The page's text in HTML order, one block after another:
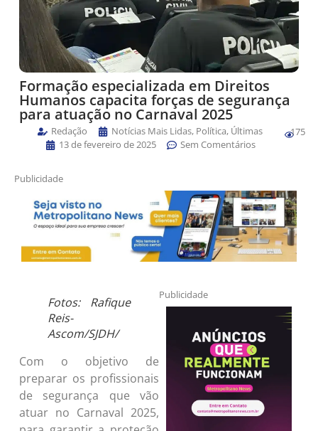
Formação especializada em Direitos
Humanos capacita forças de segurança
para atuação no Carnaval 2025
Redação Notícias Mais Lidas, Política, Últimas
13 de fevereiro de 2025
Sem Comentários
175
Publicidade
Fotos: Rafique
Reis-
Ascom/SJDH/
Com o objetivo de
preparar os profissionais
de segurança que vão
atuar no Carnaval 2025,
Publicidade